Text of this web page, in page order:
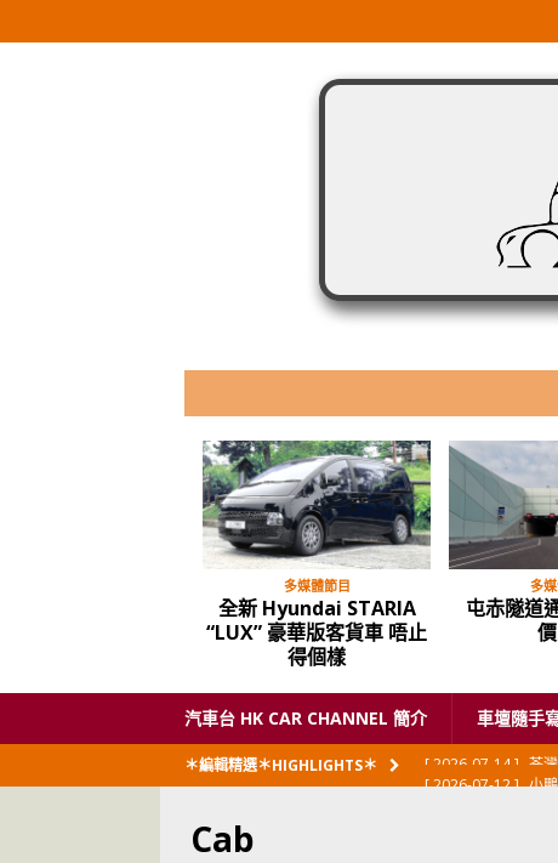
多媒體節目
全新 Hyundai STARIA
“LUX” 豪華版客貨車 唔止
得個樣
多
屯赤隧道
汽車台 HK CAR CHANNEL 簡介 車壇隨手
＊編輯精選＊HIGHLIGHTS＊ [ 2026-07-12 ] 小
Cab